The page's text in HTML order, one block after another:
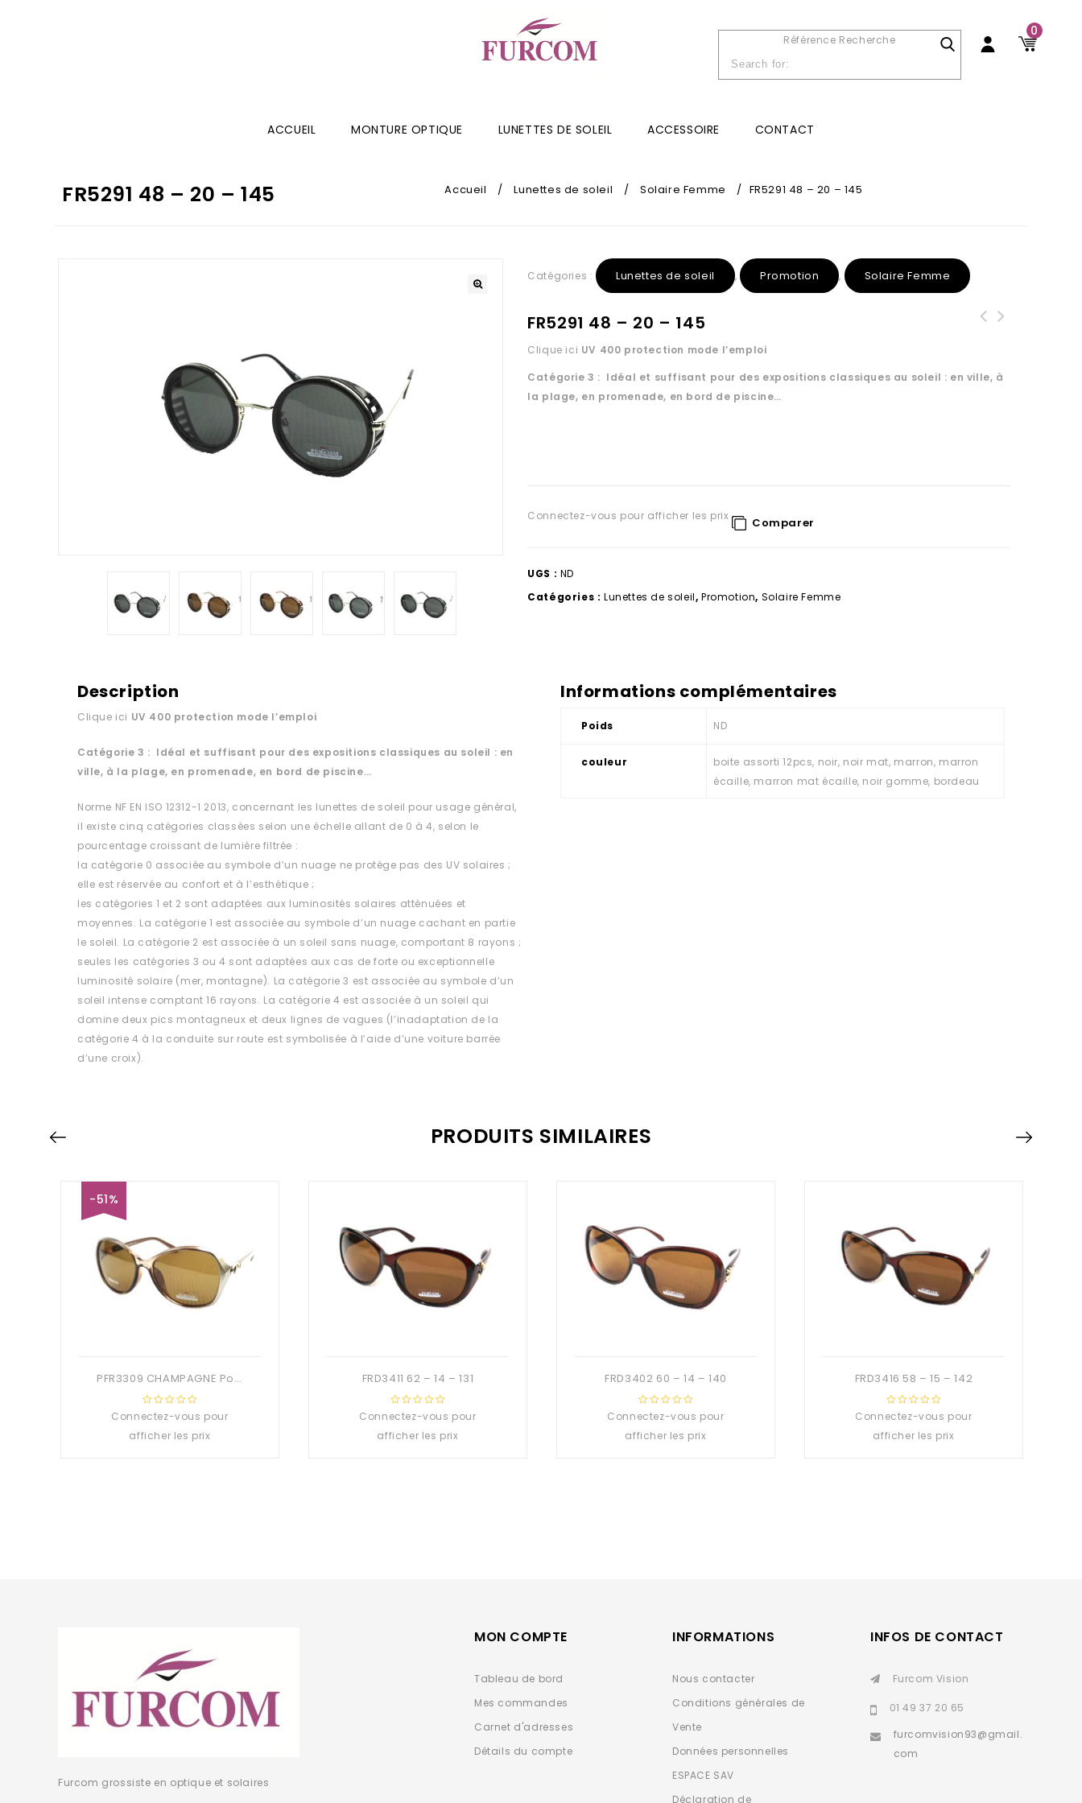
0
Référence Recherche
ACCUEIL MONTURE OPTIQUE LUNETTES DE SOLEIL ACCESSOIRE CONTACT
FR5291 48 – 20 – 145 Accueil / Lunettes de soleil / Solaire Femme / FR5291 48 – 20 – 145
Catégories : Lunettes de soleil , Promotion , Solaire Femme
FR5291 48 – 20 – 145
Clique ici UV 400 protection mode l’emploi
Catégorie 3 : Idéal et suffisant pour des expositions classiques au soleil : en ville, à
la plage, en promenade, en bord de piscine…
Connectez-vous pour afficher les prix Comparer
UGS : ND
Catégories : Lunettes de soleil,Promotion, Solaire Femme
Description
Clique ici UV 400 protection mode l’emploi
Catégorie 3 : Idéal et suffisant pour des expositions classiques au soleil : en
ville, à la plage, en promenade, en bord de piscine…
Norme NF EN ISO 12312-1 2013, concernant les lunettes de soleil pour usage général,
il existe cinq catégories classées selon une échelle allant de 0 à 4, selon le
pourcentage croissant de lumière filtrée :
la catégorie 0 associée au symbole d’un nuage ne protège pas des UV solaires ;
elle est réservée au confort et à l’esthétique ;
les catégories 1 et 2 sont adaptées aux luminosités solaires atténuées et
moyennes. La catégorie 1 est associée au symbole d’un nuage cachant en partie
le soleil. La catégorie 2 est associée à un soleil sans nuage, comportant 8 rayons ;
seules les catégories 3 ou 4 sont adaptées aux cas de forte ou exceptionnelle
luminosité solaire (mer, montagne). La catégorie 3 est associée au symbole d’un
soleil intense comptant 16 rayons. La catégorie 4 est associée à un soleil qui
domine deux pics montagneux et deux lignes de vagues (l’inadaptation de la
catégorie 4 à la conduite sur route est symbolisée à l’aide d’une voiture barrée
d’une croix).
Informations complémentaires
Poids ND
couleur
boite assorti 12pcs, noir, noir mat, marron, marron
écaille, marron mat écaille, noir gomme, bordeau
PRODUITS SIMILAIRES
-51%
PFR3309 CHAMPAGNE Polarisé 59 – 17 – 143
0
Connectez-vous pour
afficher les prix
FRD3411 62 – 14 – 131
0
Connectez-vous pour
afficher les prix
FRD3402 60 – 14 – 140
0
Connectez-vous pour
afficher les prix
FRD3416 58 – 15 – 142
0
Connectez-vous pour
afficher les prix
Furcom grossiste en optique et solaires
MON COMPTE
Tableau de bord
Mes commandes
Carnet d'adresses
Détails du compte
INFORMATIONS
Nous contacter
Conditions générales de
Vente
Données personnelles
ESPACE SAV
Déclaration de
INFOS DE CONTACT
Furcom Vision
01 49 37 20 65
furcomvision93@gmail.
com